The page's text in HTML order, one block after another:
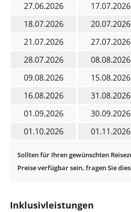
27.06.2026
17.07.2026
18.07.2026
20.07.2026
21.07.2026
27.07.2026
28.07.2026
08.08.2026
09.08.2026
15.08.2026
16.08.2026
31.08.2026
01.09.2026
30.09.2026
01.10.2026
01.11.2026
Inklusivleistungen